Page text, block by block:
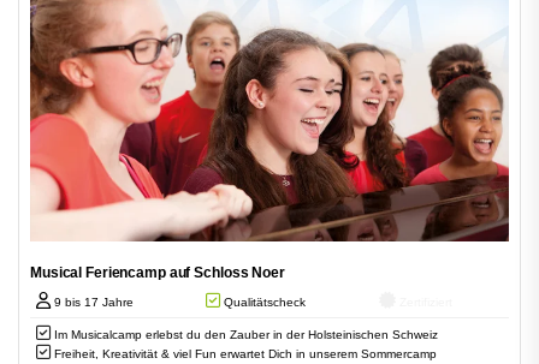
Musical Feriencamp auf Schloss Noer
9 bis 17 Jahre Qualitätscheck
Im Musicalcamp erlebst du den Zauber in der Holsteinischen Schweiz
Freiheit, Kreativität & viel Fun erwartet Dich in unserem Sommercamp